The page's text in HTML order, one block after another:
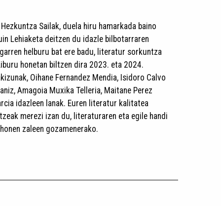
Sailak, duela hiru hamarkada baino
Lehiaketa deitzen du idazle bilbotarraren
helburu bat ere badu, literatur sorkuntza
honetan biltzen dira 2023. eta 2024.
Oihane Fernandez Mendia, Isidoro Calvo
Amagoia Muxika Telleria, Maitane Perez
idazleen lanak. Euren literatur kalitatea
merezi izan du, literaturaren eta egile handi
zaleen gozamenerako.